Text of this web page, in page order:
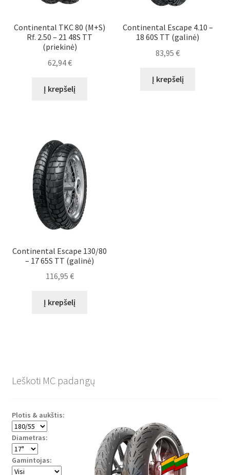
Continental TKC 80 (M+S)
Rf. 2.50 – 21 48S TT
(priekinė)
62,94€
Į krepšelį
Continental Escape 4.10 –
18 60S TT (galinė)
83,95€
Į krepšelį
Continental Escape 130/80
– 17 65S TT (galinė)
116,95 €
Į krepšelį
Leškoti MC padangų
Plotis & aukštis:
Diametras:
Gamintojas: